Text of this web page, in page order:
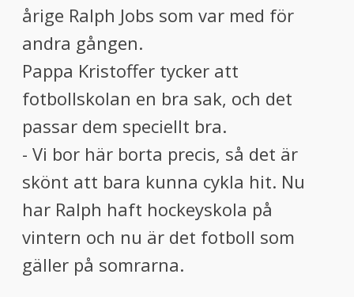
årige Ralph Jobs som var med för
andra gången.
Pappa Kristoffer tycker att
fotbollskolan en bra sak, och det
passar dem speciellt bra.
- Vi bor här borta precis, så det är
skönt att bara kunna cykla hit. Nu
har Ralph haft hockeyskola på
vintern och nu är det fotboll som
gäller på somrarna.